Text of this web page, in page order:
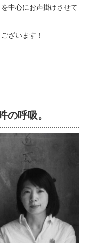
中心にお声掛けさせて
ざいます！
の呼吸。